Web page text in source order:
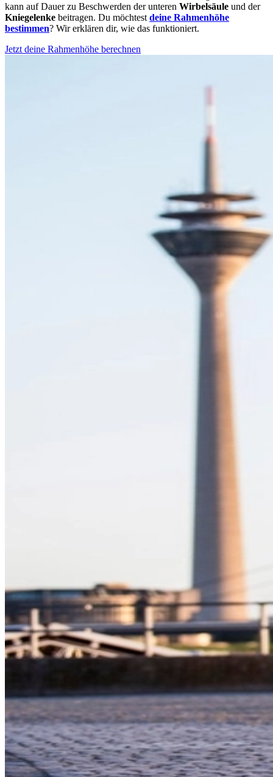
kann auf Dauer zu Beschwerden der unteren Wirbelsäule und der
Kniegelenke beitragen. Du möchtest deine Rahmenhöhe
bestimmen? Wir erklären dir, wie das funktioniert.
Jetzt deine Rahmenhöhe berechnen